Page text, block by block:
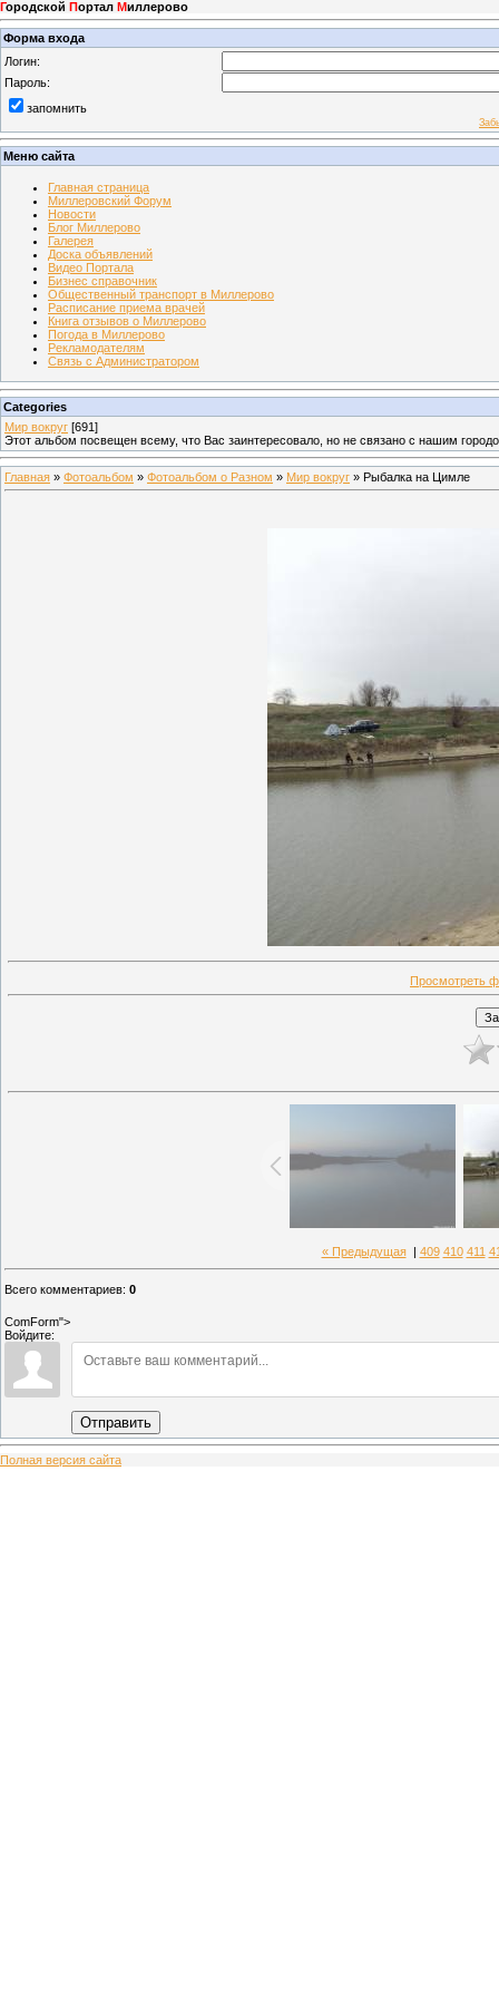
Городской Портал Миллерово
Форма входа
Логин:
Пароль:
запомнить
Меню сайта
Главная страница
Миллеровский Форум
Новости
Блог Миллерово
Галерея
Доска объявлений
Видео Портала
Бизнес справочник
Общественный транспорт в Миллерово
Расписание приема врачей
Книга отзывов о Миллерово
Погода в Миллерово
Рекламодателям
Связь с Администратором
Categories
Мир вокруг [691]
Этот альбом посвещен всему, что Вас заинтересовало, но не связано с нашим
Главная » Фотоальбом » Фотоальбом о Разном » Мир вокруг » Рыбалка на Цимле
Просмотреть
« Предыдущая| 409 410 411
Всего комментариев: 0
ComForm">
Войдите:
Отправить
Полная версия сайта